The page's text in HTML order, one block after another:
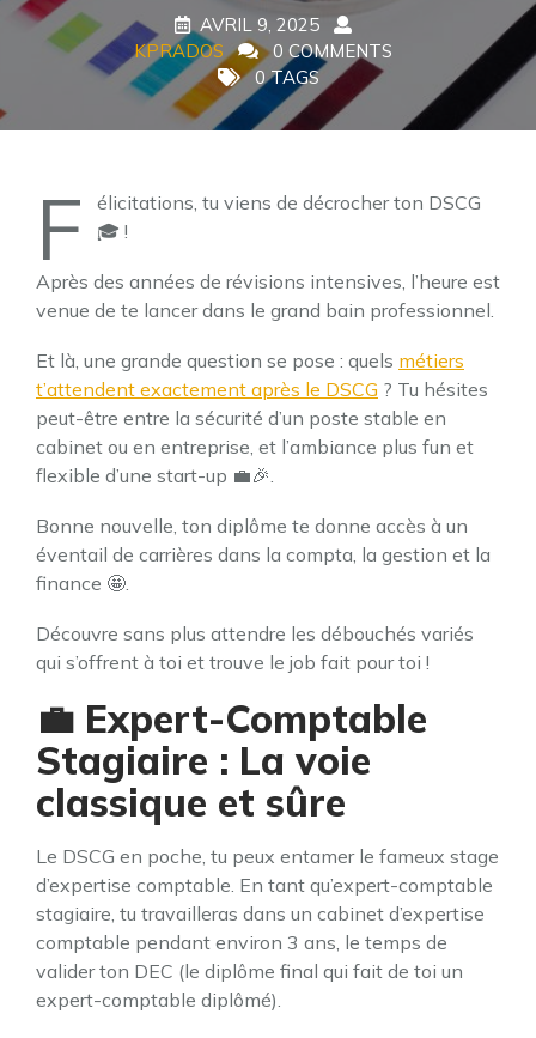
AVRIL 9, 2025
KPRADOS
0 COMMENTS
0 TAGS
F
élicitations, tu viens de décrocher ton DSCG
🎓 !
Après des années de révisions intensives, l’heure est
venue de te lancer dans le grand bain professionnel.
Et là, une grande question se pose : quels métiers
t’attendent exactement après le DSCG ? Tu hésites
peut-être entre la sécurité d’un poste stable en
cabinet ou en entreprise, et l’ambiance plus fun et
flexible d’une start-up 💼🎉.
Bonne nouvelle, ton diplôme te donne accès à un
éventail de carrières dans la compta, la gestion et la
finance 🤩.
Découvre sans plus attendre les débouchés variés
qui s’offrent à toi et trouve le job fait pour toi !
💼 Expert-Comptable
Stagiaire : La voie
classique et sûre
Le DSCG en poche, tu peux entamer le fameux stage
d’expertise comptable. En tant qu’expert-comptable
stagiaire, tu travailleras dans un cabinet d’expertise
comptable pendant environ 3 ans, le temps de
valider ton DEC (le diplôme final qui fait de toi un
expert-comptable diplômé).